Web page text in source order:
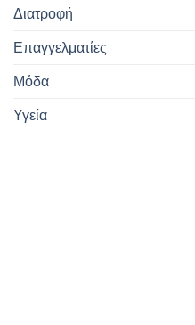
Διατροφή
Επαγγελματίες
Μόδα
Υγεία